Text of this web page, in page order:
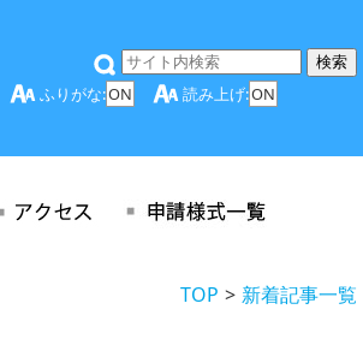
ふりがな:ON 読み上げ:ON
TOP 新着記事一覧